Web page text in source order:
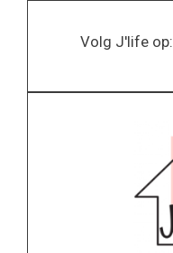
Volg J'life op: